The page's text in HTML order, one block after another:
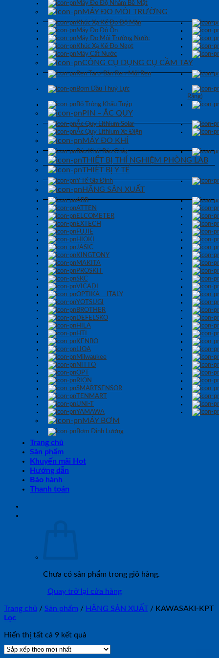
Máy Đo Độ Nhám Bề Mặt
MÁY ĐO MÔI TRƯỜNG
Khúc Xạ Kế Đo Độ Mặn
Máy Đo Độ Ồn
Máy Đo Môi Trường Nước
Khúc Xạ Kế Đo Ngọt
Máy Cất Nước
CÔNG CỤ DỤNG CỤ CẦM TAY
Ren Taro-Bàn Ren-Mũi Ren
Bơm Dầu Thuỷ Lực
Răng)
Bộ Tròng Khẩu Tuýp
PIN – ẮC QUY
Ắc Quy Lithium Solar
Ắc Quy Lithium Xe Điện
MÁY ĐO KHÍ
Báo Khói Báo Cháy
THIẾT BỊ THÍ NGHIỆM PHÒNG LAB
THIẾT BỊ Y TẾ
Y Tế Gia Đình
HÃNG SẢN XUẤT
ABB
ATTEN
ELCOMETER
EXTECH
FUJIE
HIOKI
JASIC
KINGTONY
MAKITA
PROSKIT
SKC
VICADI
OPTIKA – ITALY
YOTSUGI
BROTHER
DEFELSKO
HILA
HTI
KENBO
LIOA
Milwaukee
NITTO
OPT
RION
SMARTSENSOR
TENMART
UNI-T
YAMAWA
MÁY BƠM
Bơm Định Lượng
Trang chủ
Sản phẩm
Khuyến mãi Hot
Hướng dẫn
Bảo hành
Thanh toán
Chưa có sản phẩm trong giỏ hàng.
Quay trở lại cửa hàng
Trang chủ / Sản phẩm / HÃNG SẢN XUẤT / KAWASAKI-KPT
Lọc
Hiển thị tất cả 9 kết quả
sắp
xếp